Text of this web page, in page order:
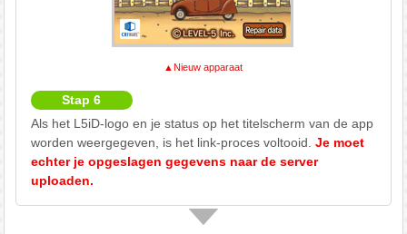
▲Nieuw apparaat
Stap 6
Als het L5iD-logo en je status op het titelscherm van de app
worden weergegeven, is het link-proces voltooid. Je moet
echter je opgeslagen gegevens naar de server
uploaden.